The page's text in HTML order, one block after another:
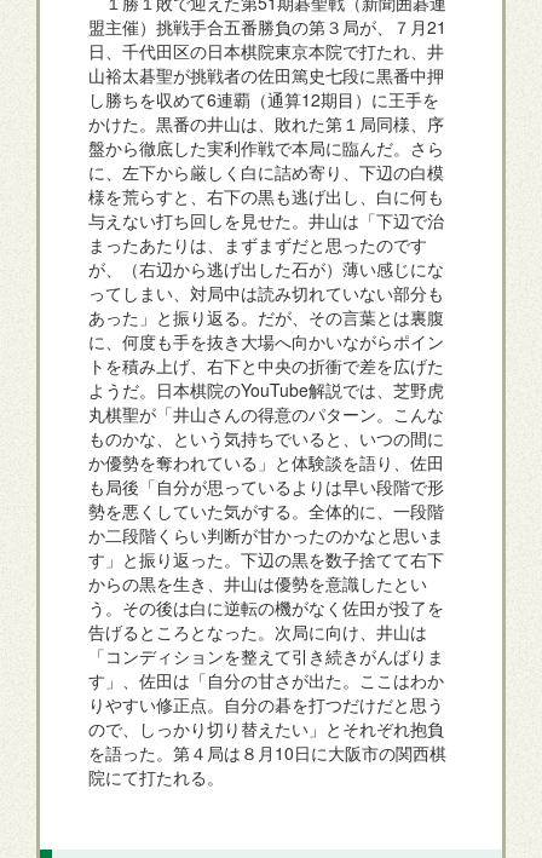
盟主催）挑戦手合五番勝負の第３局が、７月21
日、千代田区の日本棋院東京本院で打たれ、井
山裕太碁聖が挑戦者の佐田篤史七段に黒番中押
し勝ちを収めて6連覇（通算12期目）に王手を
かけた。黒番の井山は、敗れた第１局同様、序
盤から徹底した実利作戦で本局に臨んだ。さら
に、左下から厳しく白に詰め寄り、下辺の白模
様を荒らすと、右下の黒も逃げ出し、白に何も
与えない打ち回しを見せた。井山は「下辺で治
まったあたりは、まずまずだと思ったのです
が、（右辺から逃げ出した石が）薄い感じにな
ってしまい、対局中は読み切れていない部分も
あった」と振り返る。だが、その言葉とは裏腹
に、何度も手を抜き大場へ向かいながらポイン
トを積み上げ、右下と中央の折衝で差を広げた
ようだ。日本棋院のYouTube解説では、芝野虎
丸棋聖が「井山さんの得意のパターン。こんな
ものかな、という気持ちでいると、いつの間に
か優勢を奪われている」と体験談を語り、佐田
も局後「自分が思っているよりは早い段階で形
勢を悪くしていた気がする。全体的に、一段階
か二段階くらい判断が甘かったのかなと思いま
す」と振り返った。下辺の黒を数子捨てて右下
からの黒を生き、井山は優勢を意識したとい
う。その後は白に逆転の機がなく佐田が投了を
告げるところとなった。次局に向け、井山は
「コンディションを整えて引き続きがんばりま
す」、佐田は「自分の甘さが出た。ここはわか
りやすい修正点。自分の碁を打つだけだと思う
ので、しっかり切り替えたい」とそれぞれ抱負
を語った。第４局は８月10日に大阪市の関西棋
院にて打たれる。